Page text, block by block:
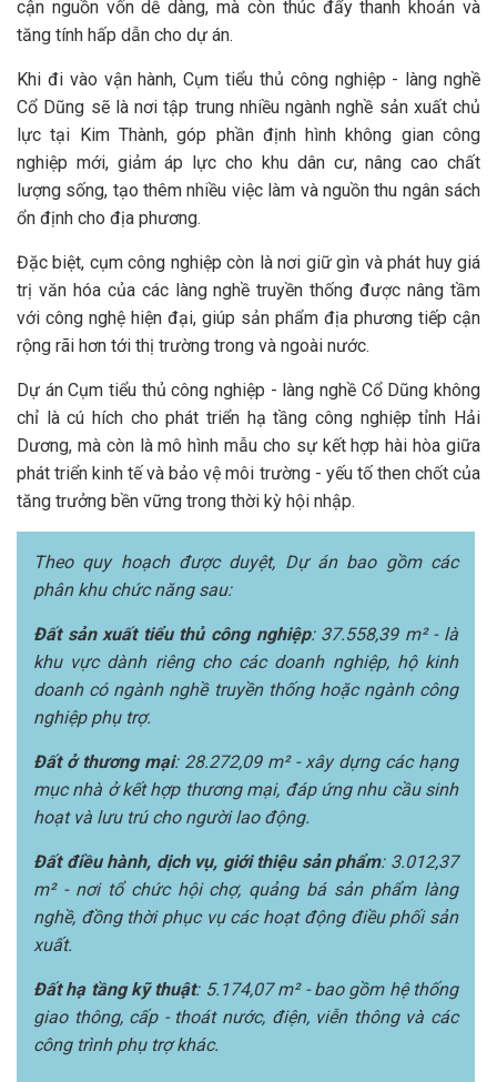
cận nguồn vốn dễ dàng, mà còn thúc đẩy thanh khoản và
tăng tính hấp dẫn cho dự án.
Khi đi vào vận hành, Cụm tiểu thủ công nghiệp - làng nghề
Cổ Dũng sẽ là nơi tập trung nhiều ngành nghề sản xuất chủ
lực tại Kim Thành, góp phần định hình không gian công
nghiệp mới, giảm áp lực cho khu dân cư, nâng cao chất
lượng sống, tạo thêm nhiều việc làm và nguồn thu ngân sách
ổn định cho địa phương.
Đặc biệt, cụm công nghiệp còn là nơi giữ gìn và phát huy giá
trị văn hóa của các làng nghề truyền thống được nâng tầm
với công nghệ hiện đại, giúp sản phẩm địa phương tiếp cận
rộng rãi hơn tới thị trường trong và ngoài nước.
Dự án Cụm tiểu thủ công nghiệp - làng nghề Cổ Dũng không
chỉ là cú hích cho phát triển hạ tầng công nghiệp tỉnh Hải
Dương, mà còn là mô hình mẫu cho sự kết hợp hài hòa giữa
phát triển kinh tế và bảo vệ môi trường - yếu tố then chốt của
tăng trưởng bền vững trong thời kỳ hội nhập.
Theo quy hoạch được duyệt, Dự án bao gồm các
phân khu chức năng sau:
Đất sản xuất tiểu thủ công nghiệp: 37.558,39 m² - là
khu vực dành riêng cho các doanh nghiệp, hộ kinh
doanh có ngành nghề truyền thống hoặc ngành công
nghiệp phụ trợ.
Đất ở thương mại: 28.272,09 m² - xây dựng các hạng
mục nhà ở kết hợp thương mại, đáp ứng nhu cầu sinh
hoạt và lưu trú cho người lao động.
Đất điều hành, dịch vụ, giới thiệu sản phẩm: 3.012,37
m² - nơi tổ chức hội chợ, quảng bá sản phẩm làng
nghề, đồng thời phục vụ các hoạt động điều phối sản
xuất.
Đất hạ tầng kỹ thuật: 5.174,07 m² - bao gồm hệ thống
giao thông, cấp - thoát nước, điện, viễn thông và các
công trình phụ trợ khác.